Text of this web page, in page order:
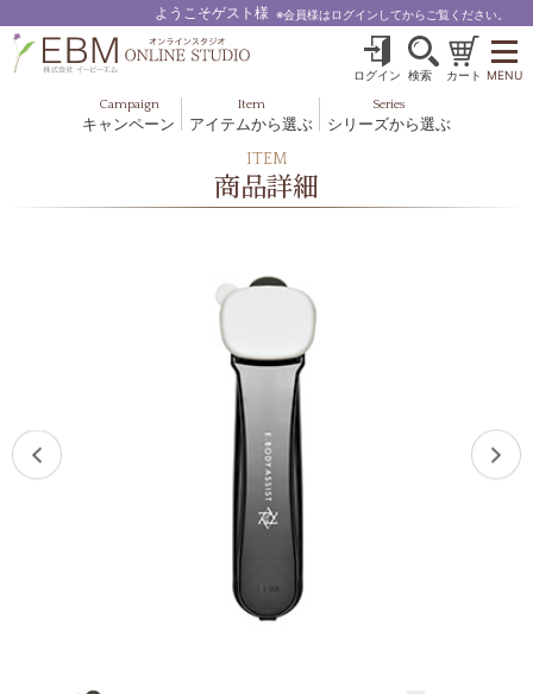
ようこそゲスト様 ※会員様はログインしてからご覧ください。
ログイン 検索 カート
Campaign
キャンペーン
Item
アイテムから選ぶ
健美食品
Series
シリーズから選ぶ
ブルームオーラ.
ナチュラルバイブレーション.28
アクアイーズ
フェミリカ
マザーズエンブレイス
SAVC
ローズガルヴァーニ
MENU
ITEM
商品詳細